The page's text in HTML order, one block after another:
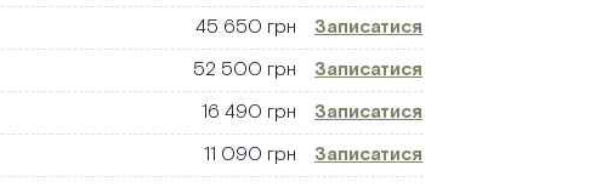
45 650 грн
Записатися
52 500 грн
Записатися
16 490 грн
Записатися
11 090 грн Записатися